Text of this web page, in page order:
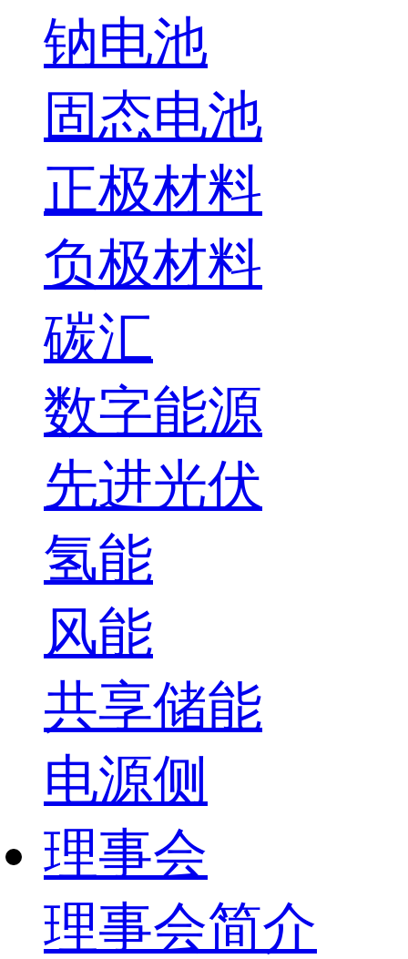
钠电池
固态电池
正极材料
负极材料
碳汇
数字能源
先进光伏
氢能
风能
共享储能
电源侧
理事会
理事会简介